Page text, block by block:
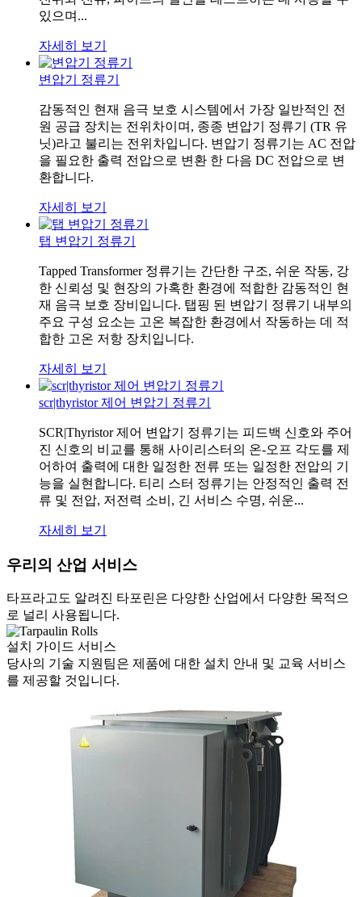
있으며...
자세히 보기
변압기 정류기
감동적인 현재 음극 보호 시스템에서 가장 일반적인 전
원 공급 장치는 전위차이며, 종종 변압기 정류기 (TR 유
닛)라고 불리는 전위차입니다. 변압기 정류기는 AC 전압
을 필요한 출력 전압으로 변환 한 다음 DC 전압으로 변
환합니다.
자세히 보기
탭 변압기 정류기
Tapped Transformer 정류기는 간단한 구조, 쉬운 작동, 강
한 신뢰성 및 현장의 가혹한 환경에 적합한 감동적인 현
재 음극 보호 장비입니다. 탭핑 된 변압기 정류기 내부의
주요 구성 요소는 고온 복잡한 환경에서 작동하는 데 적
합한 고온 저항 장치입니다.
자세히 보기
scr|thyristor 제어 변압기 정류기
SCR|Thyristor 제어 변압기 정류기는 피드백 신호와 주어
진 신호의 비교를 통해 사이리스터의 온-오프 각도를 제
어하여 출력에 대한 일정한 전류 또는 일정한 전압의 기
능을 실현합니다. 티리 스터 정류기는 안정적인 출력 전
류 및 전압, 저전력 소비, 긴 서비스 수명, 쉬운...
자세히 보기
우리의 산업 서비스
타프라고도 알려진 타포린은 다양한 산업에서 다양한 목적으
로 널리 사용됩니다.
설치 가이드 서비스
당사의 기술 지원팀은 제품에 대한 설치 안내 및 교육 서비스
를 제공할 것입니다.